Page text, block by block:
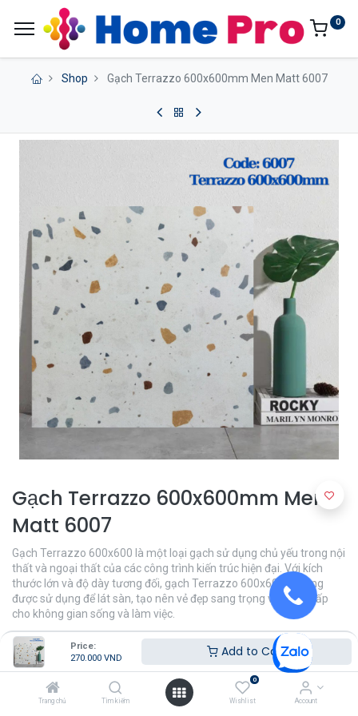
Price:
270.000 VND Add to Cart
Trang chủ Tìm kiếm
0
Wishlist Account
0
Shop Gạch Terrazzo 600x600mm Men Matt 6007
Gạch Terrazzo 600x600mm Men
Matt 6007
Gạch Terrazzo 600x600 là một loại gạch sử dụng chủ yếu trong nội
thất và ngoại thất của các công trình kiến trúc hiện đại. Với kích
thước lớn và độ dày tương đối, gạch Terrazzo 600x600 thường
được sử dụng để lát sàn, tạo nên vẻ đẹp sang trọng và đẳng cấp
cho không gian sống và làm việc.
270.000VND
Khu Vực